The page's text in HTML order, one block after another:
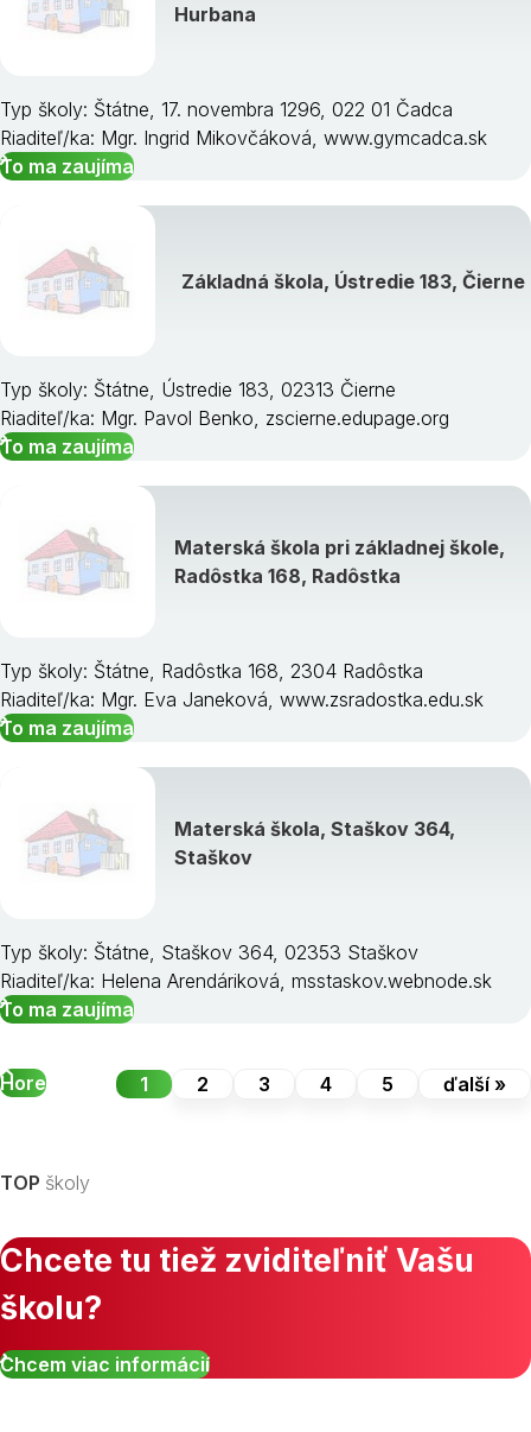
Hurbana
Typ školy: Štátne, 17. novembra 1296, 022 01 Čadca
Riaditeľ/ka: Mgr. Ingrid Mikovčáková, www.gymcadca.sk
To ma zaujíma
Základná škola, Ústredie 183, Čierne
Typ školy: Štátne, Ústredie 183, 02313 Čierne
Riaditeľ/ka: Mgr. Pavol Benko, zscierne.edupage.org
To ma zaujíma
Materská škola pri základnej škole,
Radôstka 168, Radôstka
Typ školy: Štátne, Radôstka 168, 2304 Radôstka
Riaditeľ/ka: Mgr. Eva Janeková, www.zsradostka.edu.sk
To ma zaujíma
Materská škola, Staškov 364,
Staškov
Typ školy: Štátne, Staškov 364, 02353 Staškov
Riaditeľ/ka: Helena Arendáriková, msstaskov.webnode.sk
To ma zaujíma
Hore 1 2 3 4 5 ďalší »
TOP školy
Chcete tu tiež zviditeľniť Vašu
školu?
Chcem viac informácií